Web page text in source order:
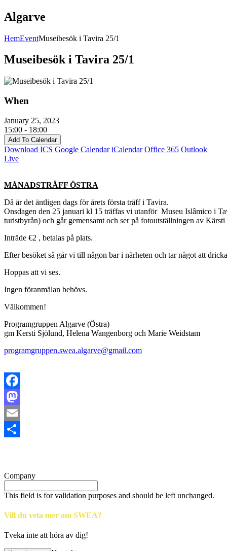
Algarve
HemEventMuseibesök i Tavira 25/1
Museibesök i Tavira 25/1
When
January 25, 2023
15:00 - 18:00
Add To Calendar
Download ICS Google Calendar iCalendar Office 365 Outlook
Live
MÅNADSTRÄFF ÖSTRA
Då är det äntligen dags för årets första träff i Tavira.
Onsdagen den 25 januari kl 15 träffas vi utanför Museu Islâmico i
turistbyrån) och går gemensamt och ser på fotoutställningen av
Inträde €2 , betalas på plats.
Efter besöket så går vi till någon bar i närheten och tar något att
Hoppas att vi ses.
Ingen föranmälan behövs.
Välkommen!
Programgruppen Algarve (Östra)
gm Kersti Sjölund, Helena Wangenborg och Marie Weidstam
programgruppen.swea.algarve@gmail.com
Facebook
Mastodon
Email
Company
This field is for validation purposes and should be left unchanged.
Vill du veta mer om SWEA?
Tveka inte att höra av dig!